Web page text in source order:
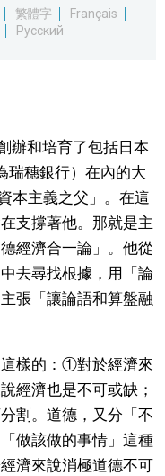
繁體字
Français
Русский
辦和培育了包括日本
穗銀行）在內的大
本主義之父」。在這
支撐著他。那就是主
經濟合一論」。他從
去尋找根據，用「論
張「讓論語和算盤融
這樣的：①對於經濟來
經濟也是不可或缺；
割。道德，又分「不
做該做的事情」這種
濟來說消極道德不可